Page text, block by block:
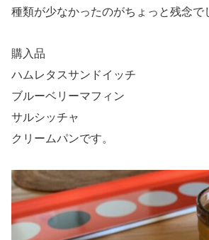
種類が少なかったのがちょっと残念で
購入品
ハムレタスサンドイッチ
ブルーベリーマフィン
サルシッチャ
クリームパンです。